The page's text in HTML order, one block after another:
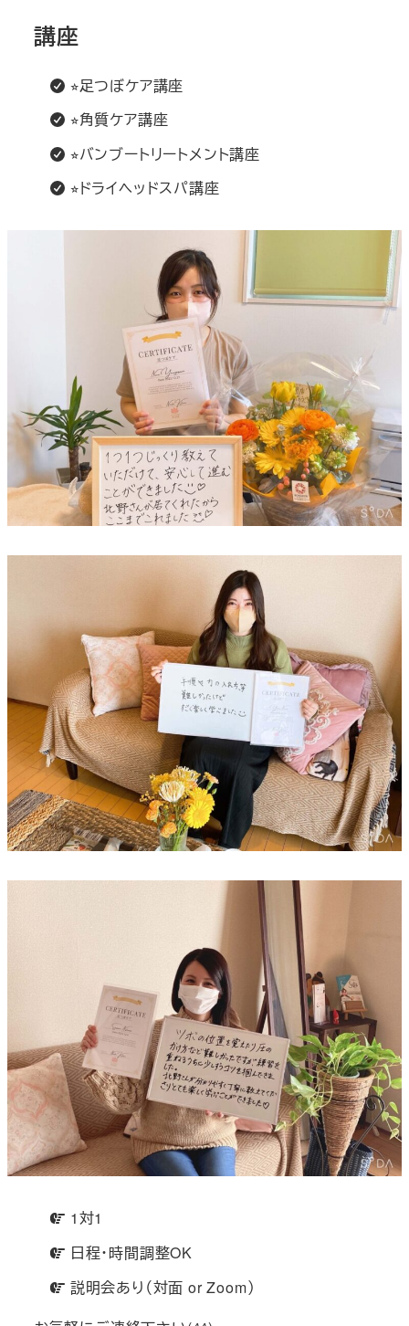
講座
⭐︎足つぼケア講座
⭐︎角質ケア講座
⭐︎バンブートリートメント講座
⭐︎ドライヘッドスパ講座
1対1
日程・時間調整OK
説明会あり（対面 or Zoom）